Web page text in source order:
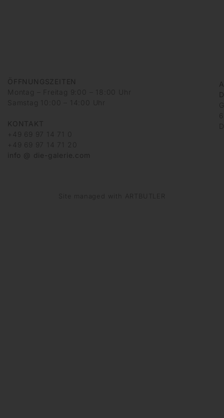
ÖFFNUNGSZEITEN
Montag – Freitag 9:00 – 18:00 Uhr
Samstag 10:00 – 14:00 Uhr
KONTAKT
+49 69 97 14 71 0
+49 69 97 14 71 20
info @ die-galerie.com
Site managed with ARTBUTLER